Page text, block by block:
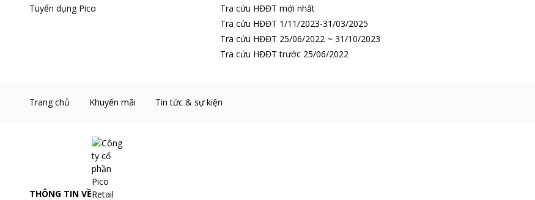
Tuyển dụng Pico
Tra cứu HĐĐT mới nhất
Tra cứu HĐĐT 1/11/2023-31/03/2025
Tra cứu HĐĐT 25/06/2022 ~ 31/10/2023
Tra cứu HĐĐT trước 25/06/2022
Trang chủ Khuyến mãi Tin tức & sự kiện
THÔNG TIN VỀ